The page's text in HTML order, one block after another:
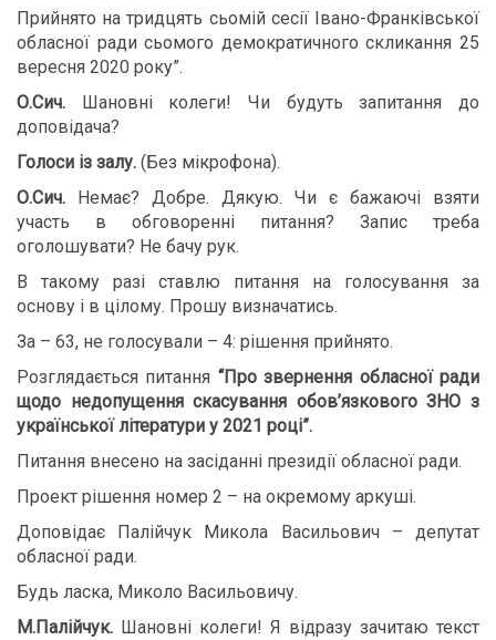
Прийнято на тридцять сьомій сесії Івано-Франківської
обласної ради сьомого демократичного скликання 25
вересня 2020 року”.
О.Сич. Шановні колеги! Чи будуть запитання до
доповідача?
Голоси із залу. (Без мікрофона).
О.Сич. Немає? Добре. Дякую. Чи є бажаючі взяти
участь в обговоренні питання? Запис треба
оголошувати? Не бачу рук.
В такому разі ставлю питання на голосування за
основу і в цілому. Прошу визначатись.
За – 63, не голосували – 4: рішення прийнято.
Розглядається питання “Про звернення обласної ради
щодо недопущення скасування обов’язкового ЗНО з
української літератури у 2021 році”.
Питання внесено на засіданні президії обласної ради.
Проект рішення номер 2 – на окремому аркуші.
Доповідає Палійчук Микола Васильович – депутат
обласної ради.
Будь ласка, Миколо Васильовичу.
М.Палійчук. Шановні колеги! Я відразу зачитаю текст